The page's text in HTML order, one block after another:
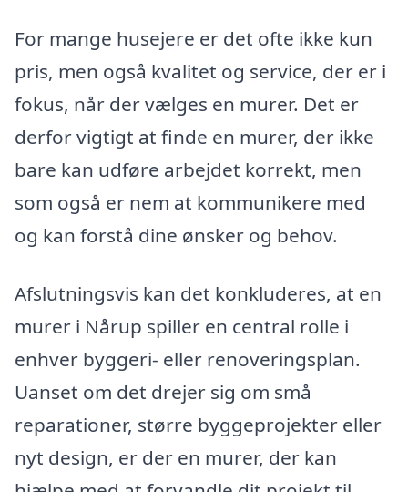
For mange husejere er det ofte ikke kun
pris, men også kvalitet og service, der er i
fokus, når der vælges en murer. Det er
derfor vigtigt at finde en murer, der ikke
bare kan udføre arbejdet korrekt, men
som også er nem at kommunikere med
og kan forstå dine ønsker og behov.
Afslutningsvis kan det konkluderes, at en
murer i Nårup spiller en central rolle i
enhver byggeri- eller renoveringsplan.
Uanset om det drejer sig om små
reparationer, større byggeprojekter eller
nyt design, er der en murer, der kan